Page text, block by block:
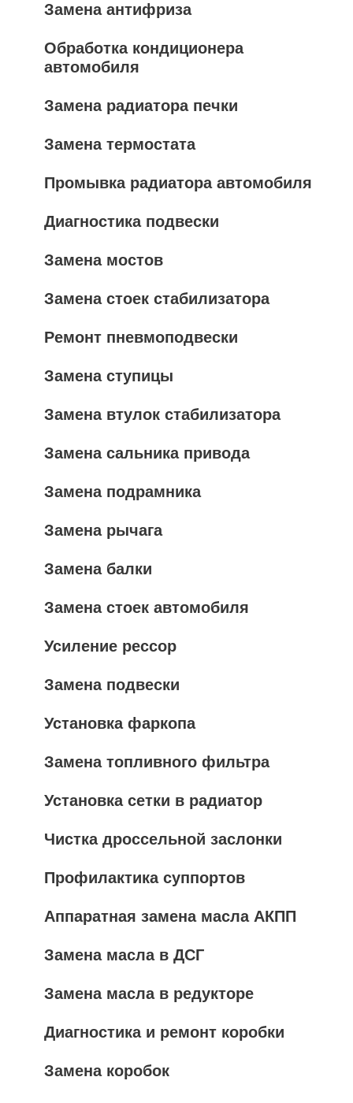
Замена антифриза
Обработка кондиционера
автомобиля
Замена радиатора печки
Замена термостата
Промывка радиатора автомобиля
Диагностика подвески
Замена мостов
Замена стоек стабилизатора
Ремонт пневмоподвески
Замена ступицы
Замена втулок стабилизатора
Замена сальника привода
Замена подрамника
Замена рычага
Замена балки
Замена стоек автомобиля
Усиление рессор
Замена подвески
Установка фаркопа
Замена топливного фильтра
Установка сетки в радиатор
Чистка дроссельной заслонки
Профилактика суппортов
Аппаратная замена масла АКПП
Замена масла в ДСГ
Замена масла в редукторе
Диагностика и ремонт коробки
Замена коробок